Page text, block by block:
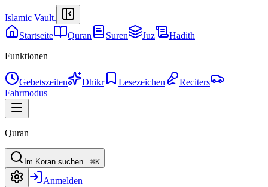
Islamic Vault.
Startseite
Quran Suren Juz
Hadith
Funktionen
Gebetszeiten Dhikr Lesezeichen
Reciters
Fahrmodus
Quran
Im Koran suchen...⌘K
Anmelden